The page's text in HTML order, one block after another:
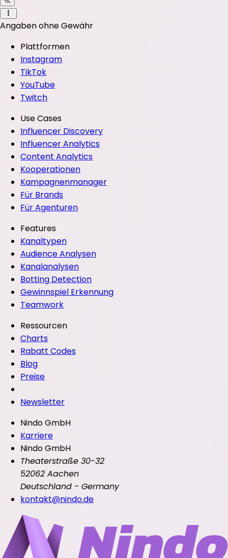
Angaben ohne Gewähr
Plattformen
Instagram
TikTok
YouTube
Twitch
Use Cases
Influencer Discovery
Influencer Analytics
Content Analytics
Kooperationen
Kampagnenmanager
Für Brands
Für Agenturen
Features
Kanaltypen
Audience Analysen
Kanalanalysen
Botting Detection
Gewinnspiel Erkennung
Teamwork
Ressourcen
Charts
Rabatt Codes
Blog
Preise
Newsletter
Nindo GmbH
Karriere
Nindo GmbH
Theaterstraße 30-32
52062 Aachen
Deutschland - Germany
kontakt@nindo.de